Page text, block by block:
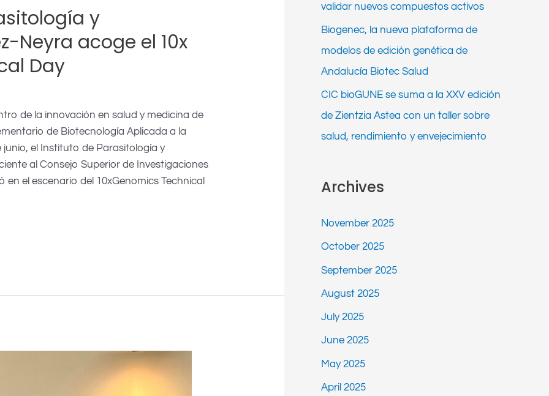
y
Neyra acoge el 10x
Day
de la innovación en salud y medicina de
de Biotecnología Aplicada a la
el Instituto de Parasitología y
al Consejo Superior de Investigaciones
en el escenario del 10xGenomics Technical
validar nuevos compuestos activos
Biogenec, la nueva plataforma de
modelos de edición genética de
Andalucía Biotec Salud
CIC bioGUNE se suma a la XXV edición
de Zientzia Astea con un taller sobre
salud, rendimiento y envejecimiento
Archives
November 2025
October 2025
September 2025
August 2025
July 2025
June 2025
May 2025
April 2025